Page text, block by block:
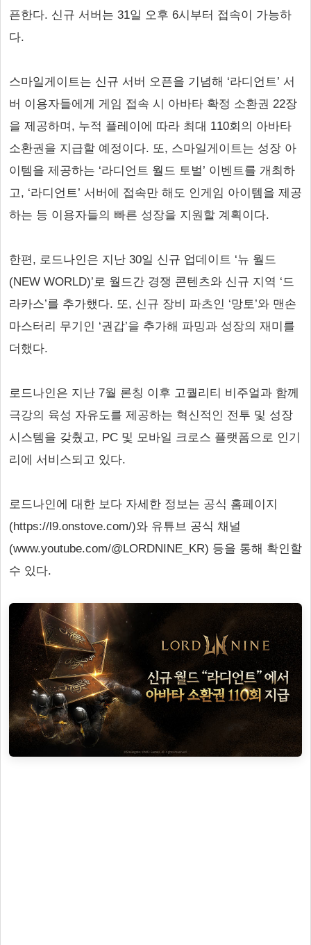
픈한다. 신규 서버는 31일 오후 6시부터 접속이 가능하
다.
스마일게이트는 신규 서버 오픈을 기념해 ‘라디언트’ 서
버 이용자들에게 게임 접속 시 아바타 확정 소환권 22장
을 제공하며, 누적 플레이에 따라 최대 110회의 아바타
소환권을 지급할 예정이다. 또, 스마일게이트는 성장 아
이템을 제공하는 ‘라디언트 월드 토벌’ 이벤트를 개최하
고, ‘라디언트’ 서버에 접속만 해도 인게임 아이템을 제공
하는 등 이용자들의 빠른 성장을 지원할 계획이다.
한편, 로드나인은 지난 30일 신규 업데이트 ‘뉴 월드
(NEW WORLD)’로 월드간 경쟁 콘텐츠와 신규 지역 ‘드
라카스’를 추가했다. 또, 신규 장비 파츠인 ‘망토’와 맨손
마스터리 무기인 ‘권갑’을 추가해 파밍과 성장의 재미를
더했다.
로드나인은 지난 7월 론칭 이후 고퀄리티 비주얼과 함께
극강의 육성 자유도를 제공하는 혁신적인 전투 및 성장
시스템을 갖췄고, PC 및 모바일 크로스 플랫폼으로 인기
리에 서비스되고 있다.
로드나인에 대한 보다 자세한 정보는 공식 홈페이지
(https://l9.onstove.com/)와 유튜브 공식 채널
(www.youtube.com/@LORDNINE_KR) 등을 통해 확인할
수 있다.